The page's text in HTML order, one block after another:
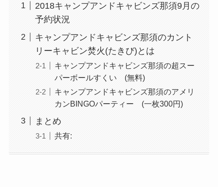
2018キャンプアンドキャビンズ那須9月の
予約状況
キャンプアンドキャビンズ那須のカント
リーキャビン焚火(たきび)とは
キャンプアンドキャビンズ那須の超スー
パーボールすくい (無料)
キャンプアンドキャビンズ那須のアメリ
カンBINGOパーティー (一枚300円)
まとめ
共有: